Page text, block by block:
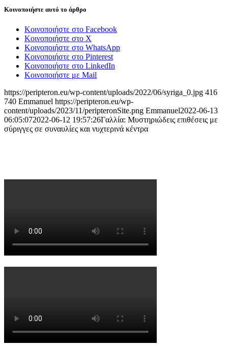
Κοινοποιήστε αυτό το άρθρο
Κοινοποιήστε στο Facebook
Κοινοποιήστε στο X
Κοινοποιήστε στο WhatsApp
Κοινοποιήστε στο Pinterest
Κοινοποιήστε στο LinkedIn
Κοινοποιήστε με Mail
https://peripteron.eu/wp-content/uploads/2022/06/syriga_0.jpg 416
740 Emmanuel https://peripteron.eu/wp-
content/uploads/2023/11/peripteronSite.png Emmanuel2022-06-13
06:05:072022-06-12 19:57:26Γαλλία: Μυστηριώδεις επιθέσεις με
σύριγγες σε συναυλίες και νυχτερινά κέντρα